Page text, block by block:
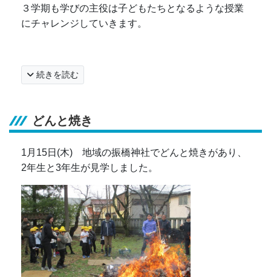
３学期も学びの主役は子どもたちとなるような授業
にチャレンジしていきます。
続きを読む
どんと焼き
1月15日(木) 地域の振橋神社でどんと焼きがあり、
2年生と3年生が見学しました。